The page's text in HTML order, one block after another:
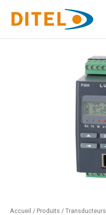
contenu
Accueil / Produits / Transducteurs